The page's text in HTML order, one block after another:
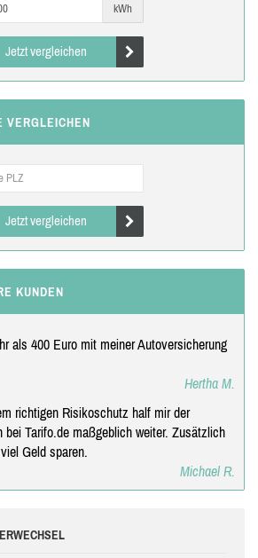
kWh
Jetzt vergleichen
VERGLEICHEN
Jetzt vergleichen
KUNDEN
als 400 Euro mit meiner Autoversicherung
Hertha M.
richtigen Risikoschutz half mir der
bei Tarifo.de maßgeblich weiter. Zusätzlich
Geld sparen.
Michael R.